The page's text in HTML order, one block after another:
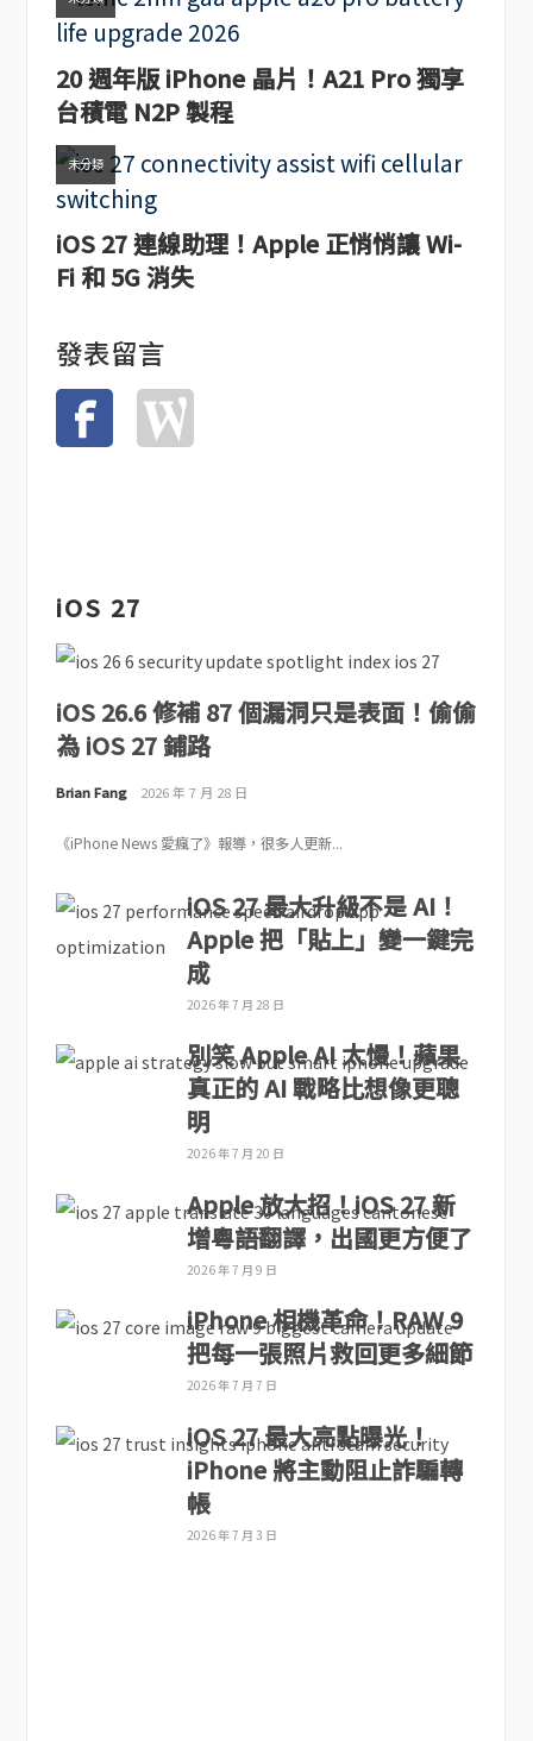
20 週年版 iPhone 晶片！A21 Pro 獨享
台積電 N2P 製程
未分類
iOS 27 連線助理！Apple 正悄悄讓 Wi-
Fi 和 5G 消失
發表留言
iOS 27
iOS 26.6 修補 87 個漏洞只是表面！偷偷
為 iOS 27 鋪路
Brian Fang 2026 年 7 月 28 日
《iPhone News 愛瘋了》報導，很多人更新...
iOS 27 最大升級不是 AI！
Apple 把「貼上」變一鍵完
成
2026 年 7 月 28 日
別笑 Apple AI 太慢！蘋果
真正的 AI 戰略比想像更聰
明
2026 年 7 月 20 日
Apple 放大招！iOS 27 新
增粵語翻譯，出國更方便了
2026 年 7 月 9 日
iPhone 相機革命！RAW 9
把每一張照片救回更多細節
2026 年 7 月 7 日
iOS 27 最大亮點曝光！
iPhone 將主動阻止詐騙轉
帳
2026 年 7 月 3 日